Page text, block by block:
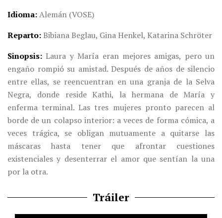
Idioma Alemán (VOSE)
Reparto Bibiana Beglau, Gina Henkel, Katarina Schröter
Sinopsis Laura y María eran mejores amigas, pero un
engaño rompió su amistad. Después de años de silencio
entre ellas, se reencuentran en una granja de la Selva
Negra, donde reside Kathi, la hermana de María y
enferma terminal. Las tres mujeres pronto parecen al
borde de un colapso interior: a veces de forma cómica, a
veces trágica, se obligan mutuamente a quitarse las
máscaras hasta tener que afrontar cuestiones
existenciales y desenterrar el amor que sentían la una
por la otra.
Tráiler